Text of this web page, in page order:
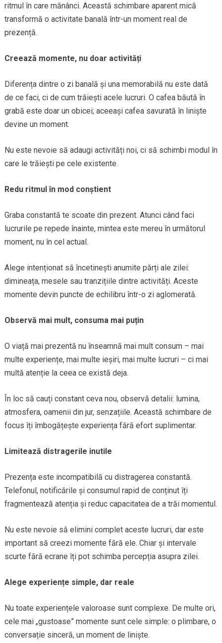
ritmul în care mănânci. Această schimbare aparent mică
transformă o activitate banală într-un moment real de
prezență.
Creează momente, nu doar activități
Diferența dintre o zi banală și una memorabilă nu este dată
de ce faci, ci de cum trăiești acele lucruri. O cafea băută în
grabă este doar un obicei; aceeași cafea savurată în liniște
devine un moment.
Nu este nevoie să adaugi activități noi, ci să schimbi modul în
care le trăiești pe cele existente.
Redu ritmul în mod conștient
Graba constantă te scoate din prezent. Atunci când faci
lucrurile pe repede înainte, mintea este mereu în următorul
moment, nu în cel actual.
Alege intenționat să încetinești anumite părți ale zilei:
dimineața, mesele sau tranzițiile dintre activități. Aceste
momente devin puncte de echilibru într-o zi aglomerată.
Observă mai mult, consuma mai puțin
O viață mai prezentă nu înseamnă mai mult consum – mai
multe experiențe, mai multe ieșiri, mai multe lucruri – ci mai
multă atenție la ceea ce există deja.
În loc să cauți constant ceva nou, observă detalii: lumina,
atmosfera, oamenii din jur, senzațiile. Această schimbare de
focus îți îmbogățește experiența fără efort suplimentar.
Limitează distragerile inutile
Prezența este incompatibilă cu distragerea constantă.
Telefonul, notificările și consumul rapid de conținut îți
fragmentează atenția și reduc capacitatea de a trăi momentul.
Nu este nevoie să elimini complet aceste lucruri, dar este
important să creezi momente fără ele. Chiar și intervale
scurte fără ecrane îți pot schimba percepția asupra zilei.
Alege experiențe simple, dar reale
Nu toate experiențele valoroase sunt complexe. De multe ori,
cele mai „gustoase” momente sunt cele simple: o plimbare, o
conversație sinceră, un moment de liniște.